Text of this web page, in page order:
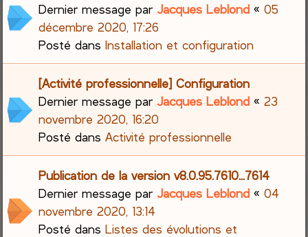
Dernier message parJacques Leblond «05
décembre 2020, 17:26
Posté dansInstallation et configuration
[Activité professionnelle] Configuration
Dernier message parJacques Leblond «23
novembre 2020, 16:20
Posté dansActivité professionnelle
Publication de la version v8.0.95.7610...7614
Dernier message parJacques Leblond «04
novembre 2020, 13:14
Posté dansListes des évolutions et